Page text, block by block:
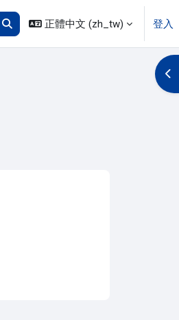
搜尋課程
搜尋課程
正體中文 ‎(zh_tw)‎ 登入
開